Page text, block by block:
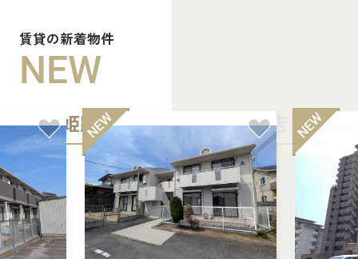
賃貸の新着物件
NEW
姫路中央店 加古川店